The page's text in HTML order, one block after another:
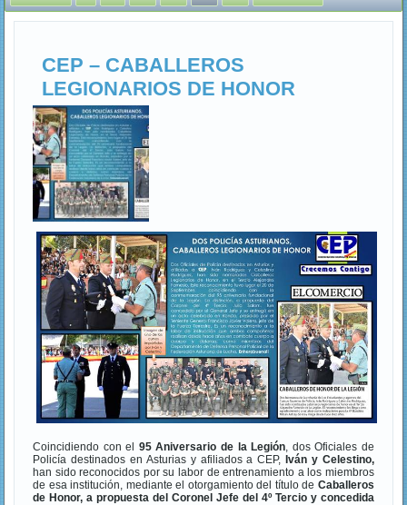
CEP – CABALLEROS
LEGIONARIOS DE HONOR
Coincidiendo con el 95 Aniversario de la Legión, dos Oficiales de
Policía destinados en Asturias y afiliados a CEP, Iván y Celestino,
han sido reconocidos por su labor de entrenamiento a los miembros
de esa institución, mediante el otorgamiento del título de Caballeros
de Honor, a propuesta del Coronel Jefe del 4º Tercio y concedida